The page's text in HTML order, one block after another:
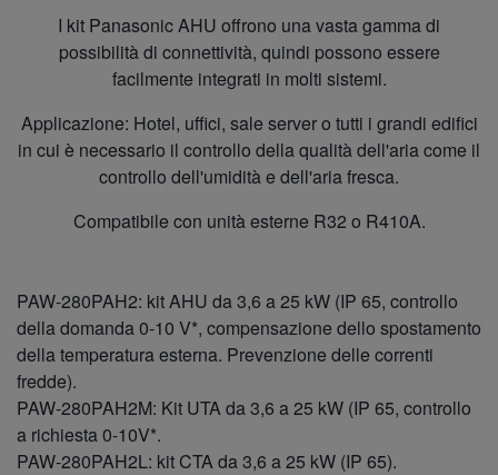
I kit Panasonic AHU offrono una vasta gamma di
possibilità di connettività, quindi possono essere
facilmente integrati in molti sistemi.
Applicazione: Hotel, uffici, sale server o tutti i grandi edifici
in cui è necessario il controllo della qualità dell'aria come il
controllo dell'umidità e dell'aria fresca.
Compatibile con unità esterne R32 o R410A.
PAW-280PAH2: kit AHU da 3,6 a 25 kW (IP 65, controllo
della domanda 0-10 V*, compensazione dello spostamento
della temperatura esterna. Prevenzione delle correnti
fredde).
PAW-280PAH2M: Kit UTA da 3,6 a 25 kW (IP 65, controllo
a richiesta 0-10V*.
PAW-280PAH2L: kit CTA da 3,6 a 25 kW (IP 65).